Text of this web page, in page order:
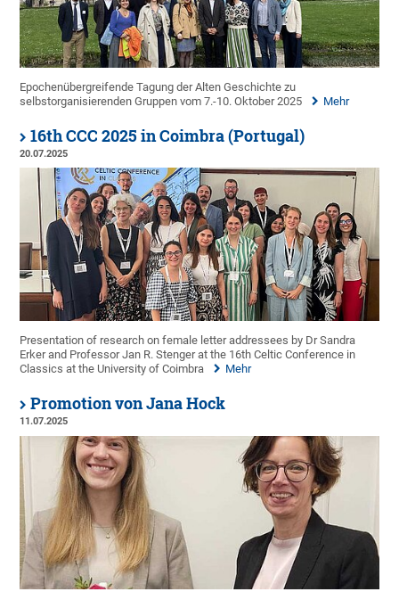
Epochenübergreifende Tagung der Alten Geschichte zu
selbstorganisierenden Gruppen vom 7.-10. Oktober 2025
Mehr
16th CCC 2025 in Coimbra (Portugal)
20.07.2025
Presentation of research on female letter addressees by Dr Sandra
Erker and Professor Jan R. Stenger at the 16th Celtic Conference in
Classics at the University of Coimbra
Mehr
Promotion von Jana Hock
11.07.2025